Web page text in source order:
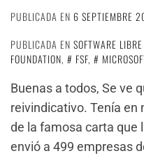
PUBLICADA EN 6 SEPTIEMBRE
PUBLICADA EN SOFTWARE LIBRE
FOUNDATION, FSF,
Buenas a todos, Se ve
reivindicativo. Tenía
de la famosa carta que
envió a 499 empresas